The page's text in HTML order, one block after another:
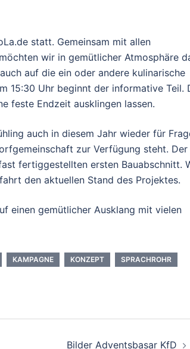
statt. Gemeinsam mit allen
wir in gemütlicher Atmosphäre
auf die ein oder andere kulinarische
15:30 Uhr beginnt der informative Teil.
feste Endzeit ausklingen lassen.
auch in diesem Jahr wieder für
zur Verfügung steht. Der
fertiggestellten ersten Bauabschnitt.
den aktuellen Stand des Projektes.
einen gemütlicher Ausklang mit vielen
KAMPAGNE KONZEPT
SPRACHROHR
Bilder Adventsbasar KfD